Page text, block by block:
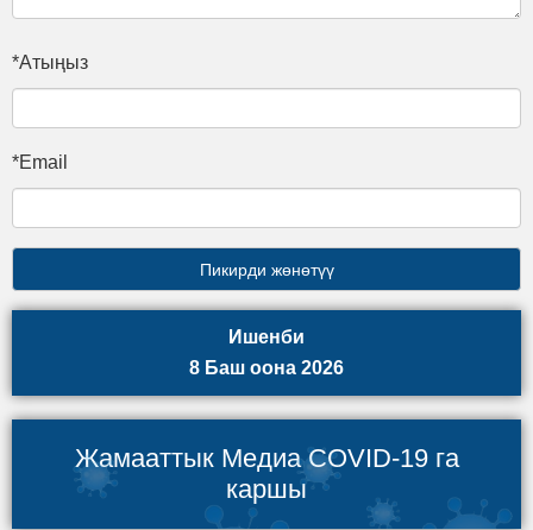
*Атыңыз
*Email
Ишенби
8 Баш оона 2026
Жамааттык Медиа COVID-19 га
каршы